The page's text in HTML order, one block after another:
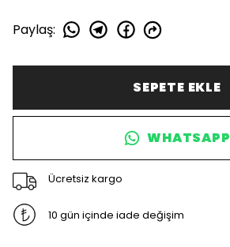
Paylaş:
SEPETE EKLE
WHATSAPP
Ücretsiz kargo
10 gün içinde iade değişim